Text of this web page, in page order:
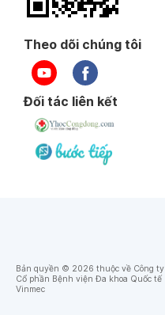
Theo dõi chúng tôi
Đối tác liên kết
Bản quyền © 2026 thuộc về Công ty
Cổ phần Bệnh viện Đa khoa Quốc tế
Vinmec